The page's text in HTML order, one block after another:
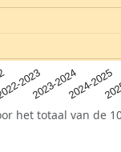
20232023-20242024-2025
het totaal van de